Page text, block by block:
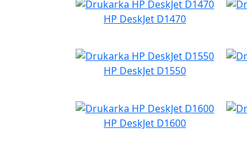
HP DeskJet D1470
HP DeskJet D1550
HP DeskJet D1600